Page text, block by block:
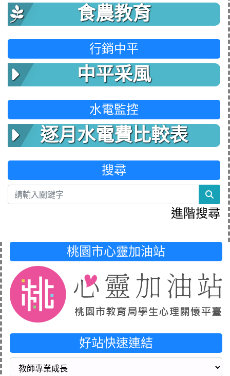
食農教育
行銷中平
中平采風
水電監控
逐月水電費比較表
搜尋
進階搜尋
桃園市心靈加油站
好站快速連結